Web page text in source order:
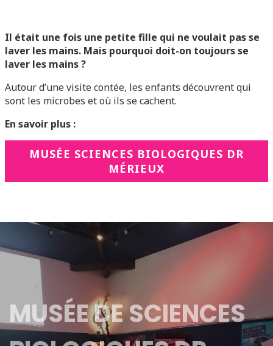
Il était une fois une petite fille qui ne voulait pas se
laver les mains. Mais pourquoi doit-on toujours se
laver les mains ?
Autour d’une visite contée, les enfants découvrent qui
sont les microbes et où ils se cachent.
En savoir plus :
MUSÉE SCIENCES BIOLOGIQUES DR
MÉRIEUX
MUSÉE DE SCIENCES